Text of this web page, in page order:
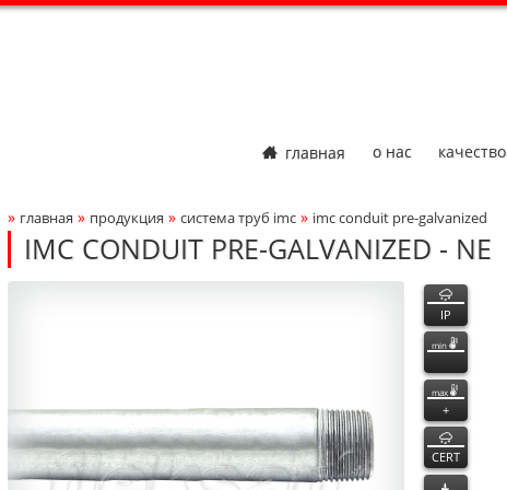
главная о нас качество
Breadcrumbs Navigation
» главная » продукция » система труб imc » imc conduit pre-galvanized
IMC CONDUIT PRE-GALVANIZED - NE
NE
NE функции
IP
min
max
+
CERT